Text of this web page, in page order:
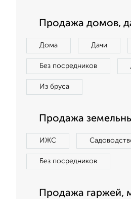
Продажа домов,
Дома Дачи
Без посредников
Из бруса
Продажа
ИЖС
Без посредников
Продажа гаржей,